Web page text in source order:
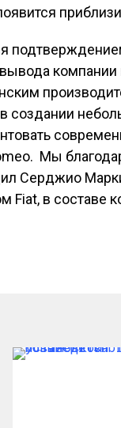
создании
Мы
Серджио
Fiat, в составе